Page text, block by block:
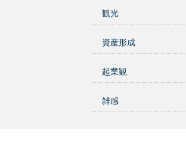
観光
資産形成
起業観
雑感